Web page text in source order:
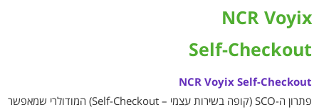
NCR Voyix
Self-Checkout
NCR Voyix Self-Checkout
פתרון ה-SCO (קופה בשירות עצמי – Self-Checkout) המודולרי שמאפשר